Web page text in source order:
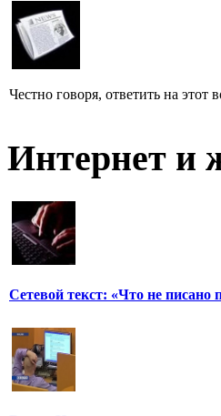
Честно говоря, ответить на
Интернет и
Сетевой текст: «Что не писано